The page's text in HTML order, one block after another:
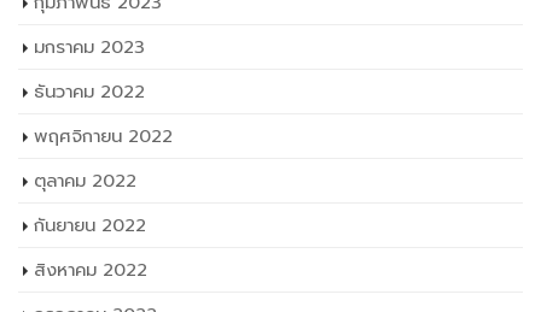
มิถุนายน 2023
พฤษภาคม 2023
เมษายน 2023
มีนาคม 2023
กุมภาพันธ์ 2023
มกราคม 2023
ธันวาคม 2022